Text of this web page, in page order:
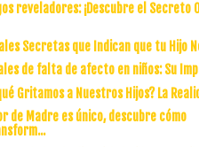
reveladores: ¡Descubre el Secreto
Secretas que Indican que tu Hijo
de falta de afecto en niños: Su
Gritamos a Nuestros Hijos? La
de Madre es único, descubre cómo